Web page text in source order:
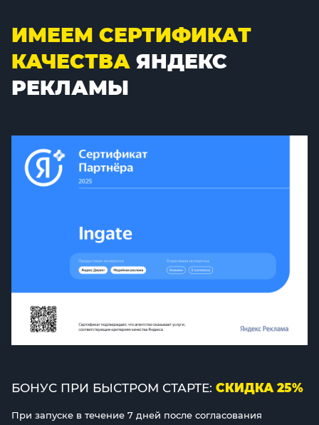
ИМЕЕМ СЕРТИФИКАТ
КАЧЕСТВА ЯНДЕКС
РЕКЛАМЫ
БОНУС ПРИ БЫСТРОМ СТАРТЕ: СКИДКА 25%
При запуске в течение 7 дней после согласования